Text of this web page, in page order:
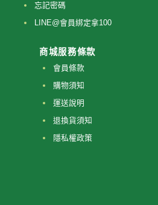
忘記密碼
LINE@會員綁定拿100
商城服務條款
會員條款
購物須知
運送說明
退換貨須知
隱私權政策